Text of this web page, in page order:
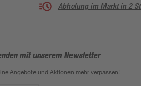
Abholung im Markt in 2
mit unserem Newsletter
Angebote und Aktionen mehr verpassen!